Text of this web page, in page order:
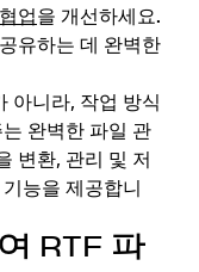
업을 개선하세요.
유하는 데 완벽한
아니라, 작업 방식
완벽한 파일 관
변환, 관리 및 저
능을 제공합니
RTF 파